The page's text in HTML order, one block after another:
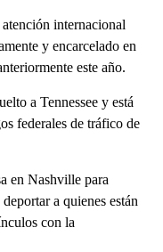
internacional
y encarcelado en
este año.
a Tennessee y está
federales de tráfico de
en Nashville para
a quienes están
con la